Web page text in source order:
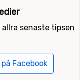
allra senaste tipsen
Facebook